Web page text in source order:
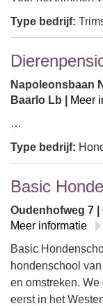
Type bedrijf:
Napoleonsbaan
Baarlo Lb |
Meer
…
Type bedrijf:
Basic
Oudenhofweg 7 |
Meer informatie
Basic
hondenschool
en omstreken.
eerst in het